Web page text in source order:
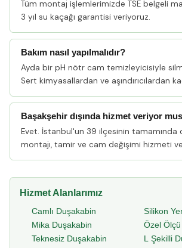
Tüm montaj işlemlerimizde TSE belgeli
3 yıl su kaçağı garantisi veriyoruz.
Bakım nasıl yapılmalıdır?
Ayda bir pH nötr cam temizleyicisiyle
Sert kimyasallardan ve aşındırıcılardan
Başakşehir dışında hizmet veriyor
Evet. İstanbul'un 39 ilçesinin tamamında
montajı, tamir ve cam değişimi hizmeti
Hizmet Alanlarımız
Camlı Duşakabin
Mika Duşakabin
Teknesiz Duşakabin
Silikon
Özel
L Şekilli